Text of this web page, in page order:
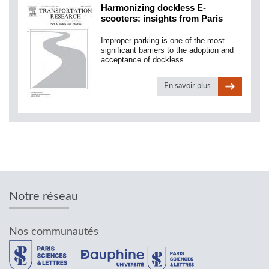
Harmonizing dockless E-
scooters: insights from Paris
Improper parking is one of the most
significant barriers to the adoption and
acceptance of dockless…
En savoir plus
Notre réseau
Nos communautés